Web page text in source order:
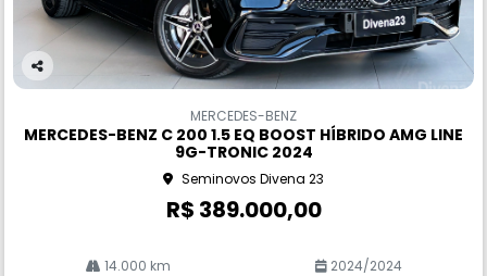
Co
rtil
MERCEDES-BENZ
MERCEDES-BENZ C 200 1.5 EQ BOOST HÍBRIDO AMG LINE
9G-TRONIC 2024
Seminovos Divena 23
R$ 389.000,00
14.000 km 2024/2024